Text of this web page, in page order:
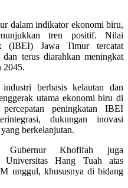
dalam indikator ekonomi biru,
tren positif. Nilai
(IBEI) Jawa Timur tercatat
terus diarahkan meningkat
2045.
berbasis kelautan dan
utama ekonomi biru di
peningkatan IBEI
dukungan inovasi
berkelanjutan.
Gubernur Khofifah juga
Universitas Hang Tuah atas
unggul, khususnya di bidang